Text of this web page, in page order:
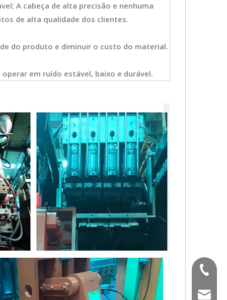
A cabeça de alta precisão e nenhuma
de alta qualidade dos clientes.
do produto e diminuir o custo do material.
em ruído estável, baixo e durável.
(+86) -